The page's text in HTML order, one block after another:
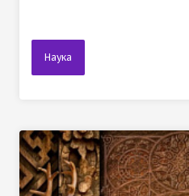
Наука